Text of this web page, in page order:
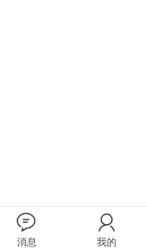
消息 我的